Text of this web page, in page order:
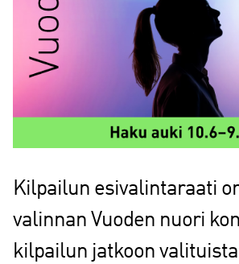
Kilpailun esivalintaraati
valinnan Vuoden nuori
kilpailun jatkoon valituista